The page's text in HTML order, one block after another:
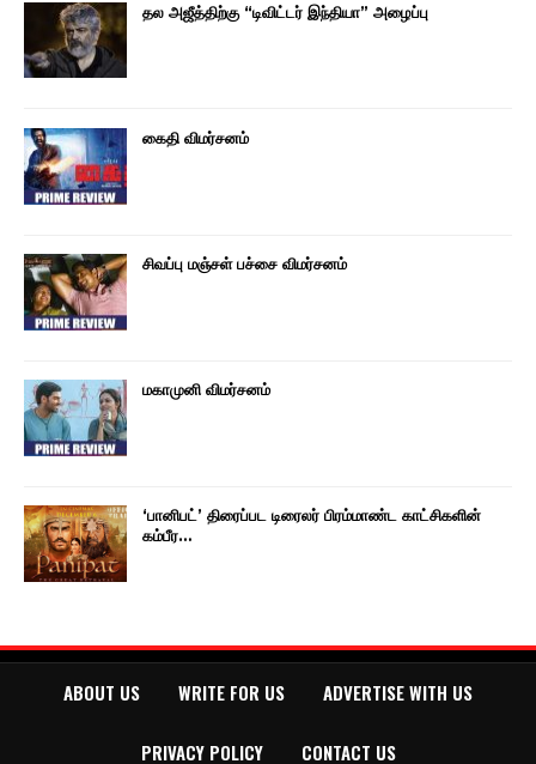
தல அஜீத்திற்கு “டிவிட்டர் இந்தியா” அழைப்பு
கைதி விமர்சனம்
சிவப்பு மஞ்சள் பச்சை விமர்சனம்
மகாமுனி விமர்சனம்
‘பானிபட்’ திரைப்பட டிரைலர் பிரம்மாண்ட காட்சிகளின்
கம்பீர…
ABOUT US WRITE FOR US ADVERTISE WITH US
PRIVACY POLICY CONTACT US